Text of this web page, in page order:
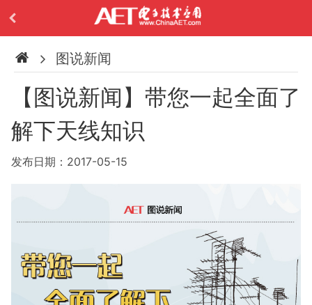
图说新闻
【图说新闻】带您一起全面了
解下天线知识
发布日期：2017-05-15